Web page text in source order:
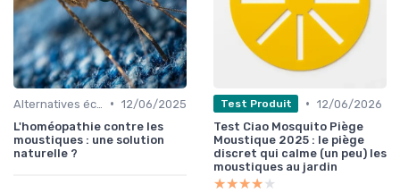
• 12/06/2025
L'homéopathie contre les
moustiques : une solution
naturelle ?
Test Produit • 12/06/2026
Test Ciao Mosquito Piège
Moustique 2025 : le piège
discret qui calme (un peu) les
moustiques au jardin
★★★★★
★★★★★